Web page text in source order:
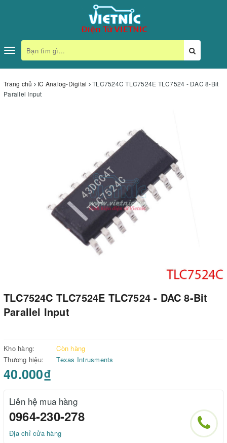
Toggle
navigation
Trang chủ IC Analog-Digital
TLC7524C TLC7524E TLC7524 - DAC 8-Bit
Parallel Input
TLC7524C TLC7524E TLC7524 - DAC 8-Bit
Parallel Input
Kho hàng:
Còn hàng
Thương hiệu:
Texas Intrusments
40.000₫
Liên hệ mua hàng
0964-230-278
Địa chỉ cửa hàng